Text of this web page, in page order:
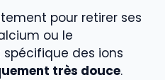
pour retirer ses
ou le
des ions
très douce.